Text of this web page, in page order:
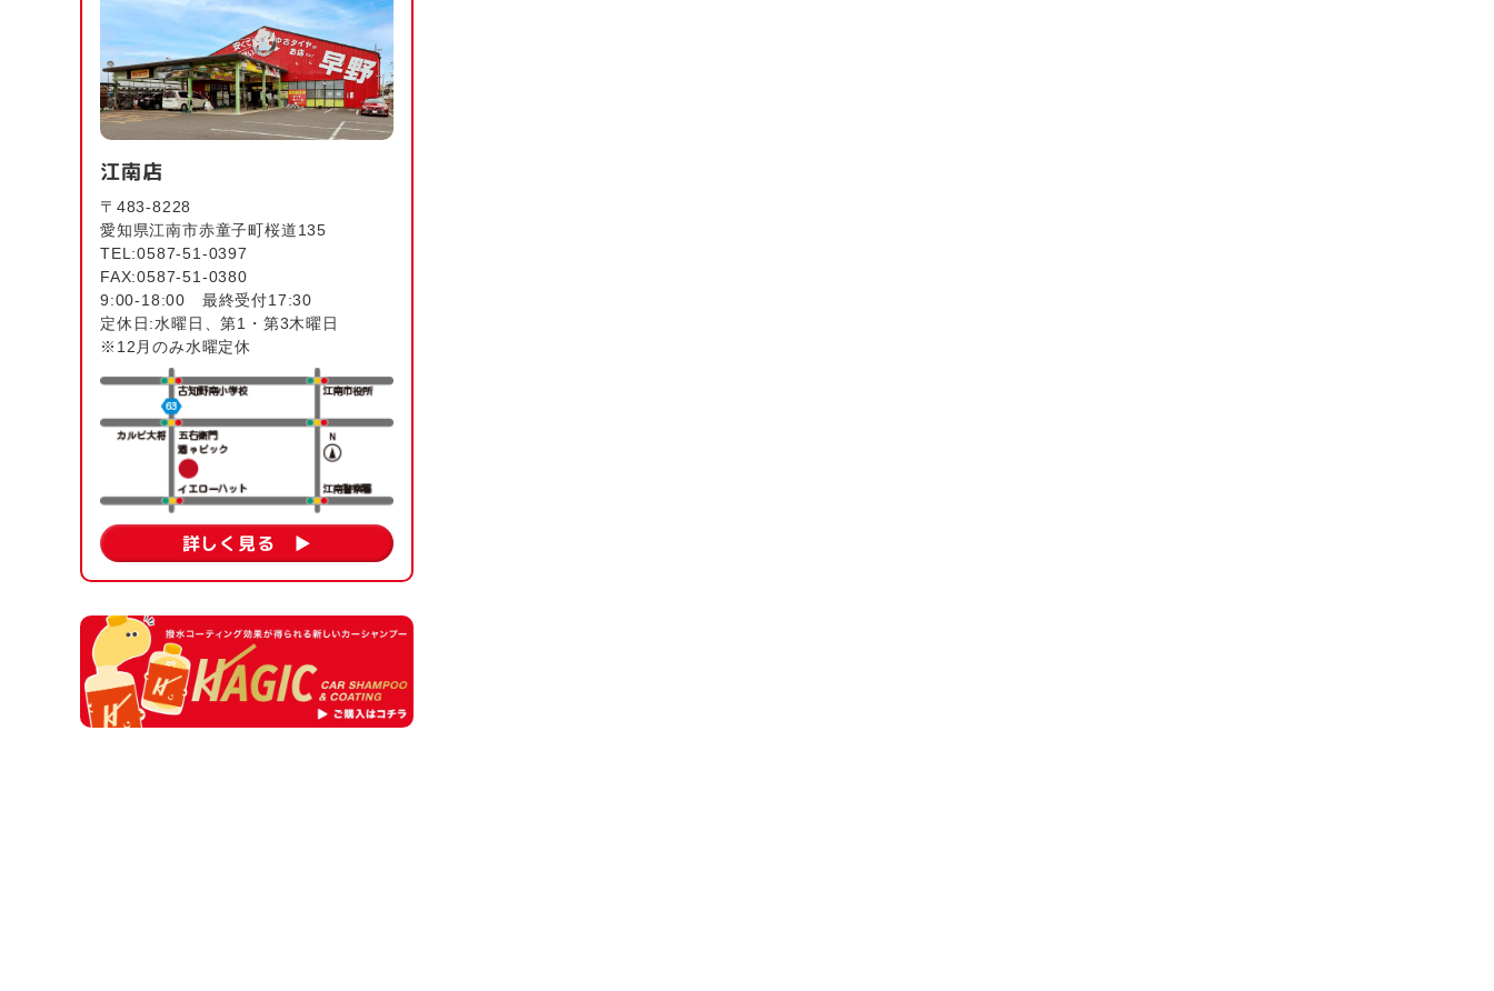
江南店
〒483-8228
愛知県江南市赤童子町桜道135
TEL:0587-51-0397
FAX:0587-51-0380
9:00-18:00 最終受付17:30
定休日:水曜日、第1・第3木曜日
※12月のみ水曜定休
詳しく見る